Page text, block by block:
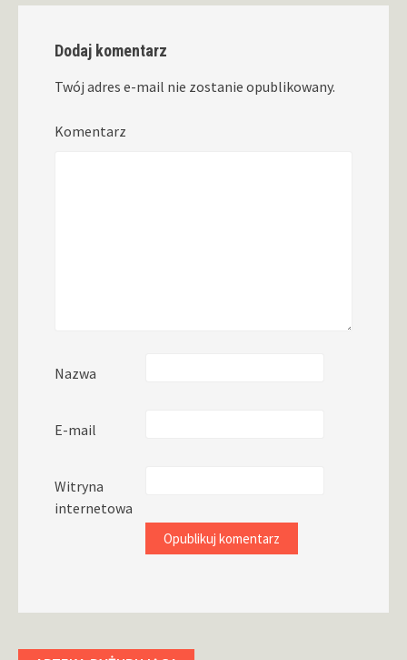
Dodaj komentarz
Twój adres e-mail nie zostanie opublikowany.
Komentarz
Nazwa
E-mail
Witryna
internetowa